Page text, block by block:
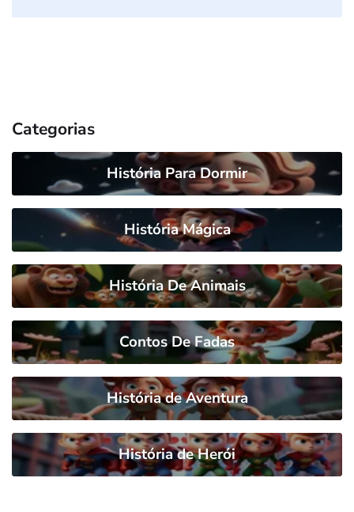
Categorias
História Para Dormir
História Mágica
História De Animais
Contos De Fadas
História de Aventura
História de Herói